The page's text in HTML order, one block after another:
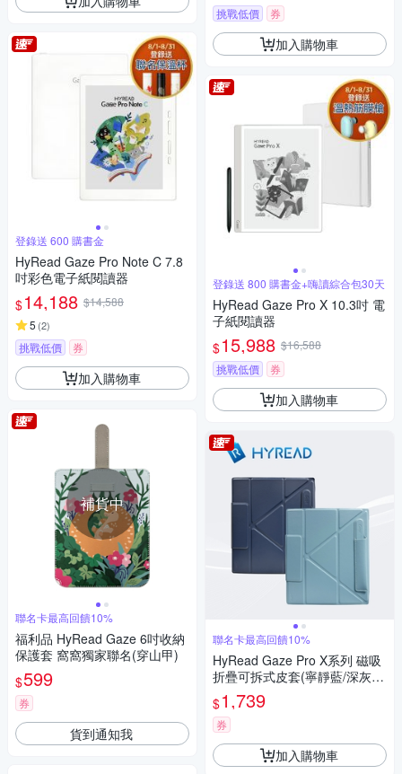
登錄送 600 購書金
HyRead Gaze Pro Note C 7.8
吋彩色電子紙閱讀器
$14,188 $14,588
5 (2)
挑戰低價 券
加入購物車
補貨中
聯名卡最高回饋10%
福利品 HyRead Gaze 6吋收納
保護套 窩窩獨家聯名(穿山甲)
$599
券
貨到通知我
挑戰低價 券
加入購物車
登錄送 800 購書金+嗨讀綜合包30天
HyRead Gaze Pro X 10.3吋 電
子紙閱讀器
$15,988 $16,588
挑戰低價
券
加入購物車
聯名卡最高回饋10%
HyRead Gaze Pro X系列 磁吸
折疊可拆式皮套(寧靜藍/深灰
藍)
$1,739
券
加入購物車